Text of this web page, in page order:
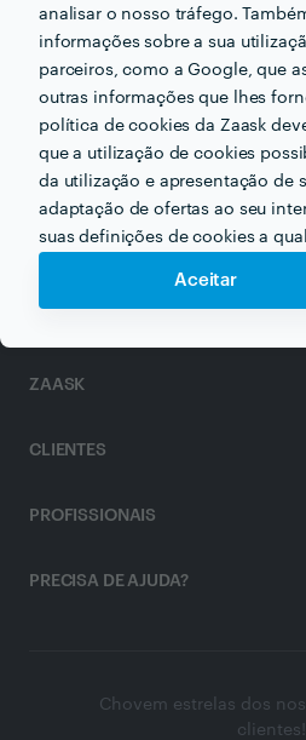
analisar o nosso tráfego.
informações sobre a sua
parceiros, como a Google, que
outras informações que lhes
política de cookies da Zaask
que a utilização de cookies
da utilização e apresentação de
adaptação de ofertas ao seu
suas definições de cookies a
Aceitar
Outros serviços proporcionados
Homeopatia em braga
ZAASK
CLIENTES
PROFISSIONAIS
PRECISA DE AJUDA?
Chovem estrelas dos
clientes!